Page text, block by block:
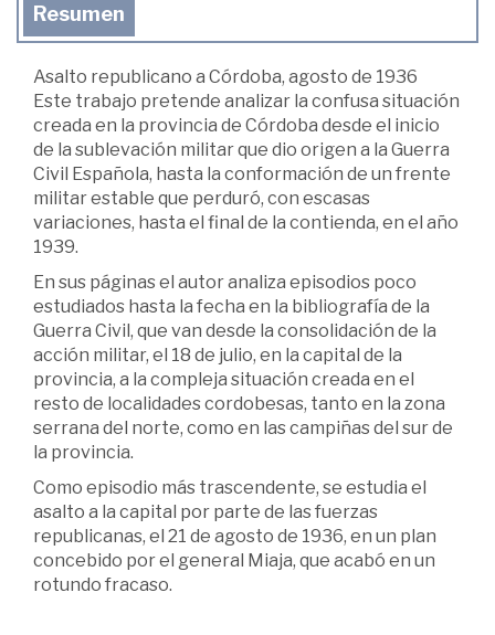
Resumen
Asalto republicano a Córdoba, agosto de 1936
Este trabajo pretende analizar la confusa situación
creada en la provincia de Córdoba desde el inicio
de la sublevación militar que dio origen a la Guerra
Civil Española, hasta la conformación de un frente
militar estable que perduró, con escasas
variaciones, hasta el final de la contienda, en el año
1939.
En sus páginas el autor analiza episodios poco
estudiados hasta la fecha en la bibliografía de la
Guerra Civil, que van desde la consolidación de la
acción militar, el 18 de julio, en la capital de la
provincia, a la compleja situación creada en el
resto de localidades cordobesas, tanto en la zona
serrana del norte, como en las campiñas del sur de
la provincia.
Como episodio más trascendente, se estudia el
asalto a la capital por parte de las fuerzas
republicanas, el 21 de agosto de 1936, en un plan
concebido por el general Miaja, que acabó en un
rotundo fracaso.